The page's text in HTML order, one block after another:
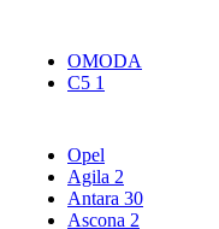
OMODA
C5 1
Opel
Agila 2
Antara 30
Ascona 2